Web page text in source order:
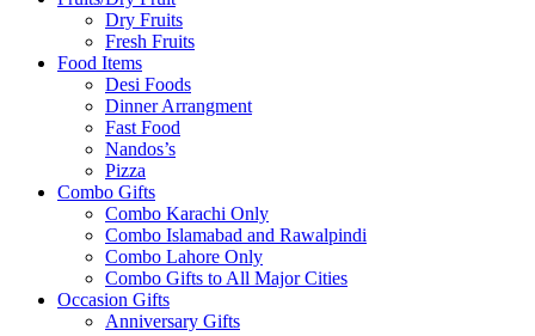
Dry Fruits
Fresh Fruits
Food Items
Desi Foods
Dinner Arrangment
Fast Food
Nandos’s
Pizza
Combo Gifts
Combo Karachi Only
Combo Islamabad and Rawalpindi
Combo Lahore Only
Combo Gifts to All Major Cities
Occasion Gifts
Anniversary Gifts